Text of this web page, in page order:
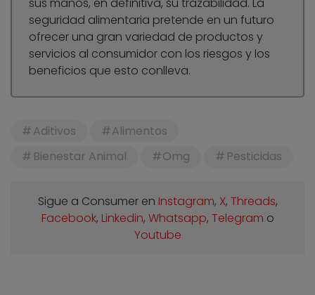
sus manos, en definitiva, su trazabilidad. La
seguridad alimentaria pretende en un futuro
ofrecer una gran variedad de productos y
servicios al consumidor con los riesgos y los
beneficios que esto conlleva.
Aditivos
Alimentos
Bienestar Animal
Omg Pesticidas
Sigue a Consumer en Instagram, X, Threads,
Facebook, Linkedin, Whatsapp, Telegram o
Youtube